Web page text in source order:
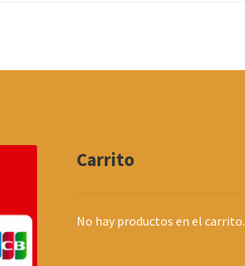
Carrito
No hay productos en el carrito.